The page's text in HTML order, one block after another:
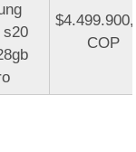
s20
COP